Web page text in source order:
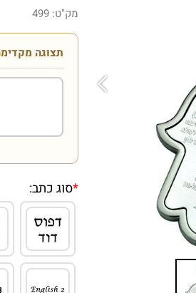
מק"ט: 499
תצוגה
*סוג כתב: